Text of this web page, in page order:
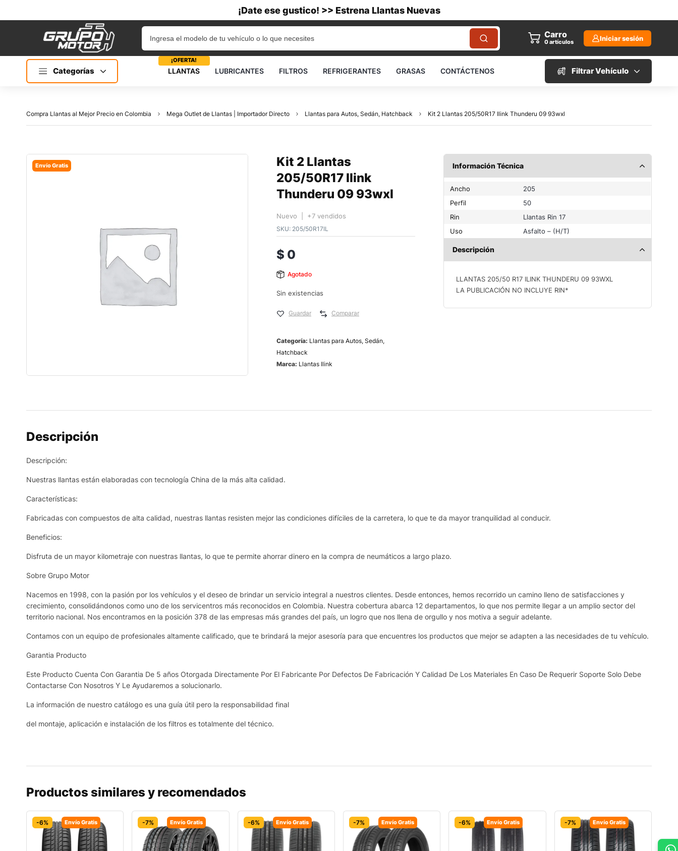
¡Date ese gustico! >> Estrena Llantas Nuevas
Carro
0artículos Iniciar sesión
Categorías LLANTAS
¡OFERTA!
LUBRICANTES FILTROS REFRIGERANTES GRASAS CONTÁCTENOS Filtrar Vehículo
Compra Llantas al Mejor Precio en Colombia Mega Outlet de Llantas | Importador Directo Llantas para Autos, Sedán, Hatchback Kit 2 Llantas 205/50R17 Ilink Thunderu 09 93wxl
Envío Gratis
Kit 2 Llantas
205/50R17 Ilink
Thunderu 09 93wxl
Nuevo | +7 vendidos
SKU: 205/50R17IL
$ 0
Agotado
Sin existencias
Guardar Comparar
Categoría: Llantas para Autos, Sedán,
Hatchback
Marca: Llantas Ilink
Información Técnica
Ancho
205
Perfil
50
Rin
Llantas Rin 17
Uso
Asfalto – (H/T)
Descripción
LLANTAS 205/50 R17 ILINK THUNDERU 09 93WXL
LA PUBLICACIÓN NO INCLUYE RIN*
Descripción
Descripción:
Nuestras llantas están elaboradas con tecnología China de la más alta calidad.
Características:
Fabricadas con compuestos de alta calidad, nuestras llantas resisten mejor las condiciones difíciles de la carretera, lo que te da mayor tranquilidad al conducir.
Beneficios:
Disfruta de un mayor kilometraje con nuestras llantas, lo que te permite ahorrar dinero en la compra de neumáticos a largo plazo.
Sobre Grupo Motor
Nacemos en 1998, con la pasión por los vehículos y el deseo de brindar un servicio integral a nuestros clientes. Desde entonces, hemos recorrido un camino lleno de satisfacciones y
crecimiento, consolidándonos como uno de los servicentros más reconocidos en Colombia. Nuestra cobertura abarca 12 departamentos, lo que nos permite llegar a un amplio sector del
territorio nacional. Nos encontramos en la posición 378 de las empresas más grandes del país, un logro que nos llena de orgullo y nos motiva a seguir adelante.
Contamos con un equipo de profesionales altamente calificado, que te brindará la mejor asesoría para que encuentres los productos que mejor se adapten a las necesidades de tu vehículo.
Garantia Producto
Este Producto Cuenta Con Garantia De 5 años Otorgada Directamente Por El Fabricante Por Defectos De Fabricación Y Calidad De Los Materiales En Caso De Requerir Soporte Solo Debe
Contactarse Con Nosotros Y Le Ayudaremos a solucionarlo.
La información de nuestro catálogo es una guía útil pero la responsabilidad final
del montaje, aplicación e instalación de los filtros es totalmente del técnico.
Productos similares y recomendados
-6% Envío Gratis -7% Envío Gratis -6% Envío Gratis -7% Envío Gratis -6% Envío Gratis -7% Envío Gratis